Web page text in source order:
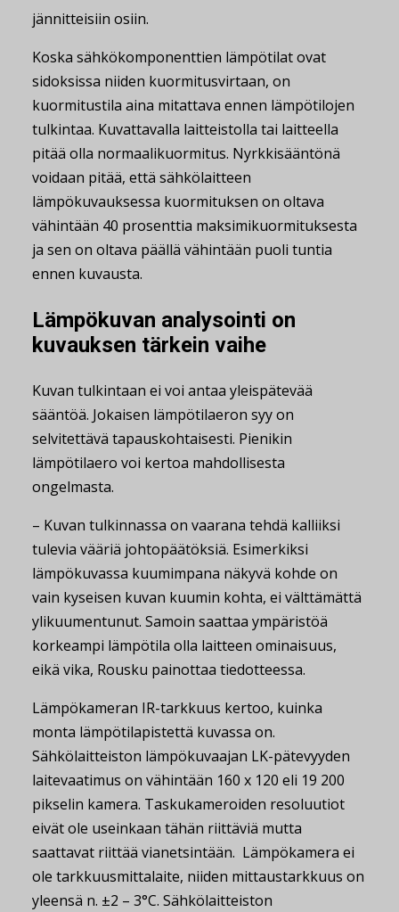
jännitteisiin osiin.
Koska sähkökomponenttien lämpötilat ovat
sidoksissa niiden kuormitusvirtaan, on
kuormitustila aina mitattava ennen lämpötilojen
tulkintaa. Kuvattavalla laitteistolla tai laitteella
pitää olla normaalikuormitus. Nyrkkisääntönä
voidaan pitää, että sähkölaitteen
lämpökuvauksessa kuormituksen on oltava
vähintään 40 prosenttia maksimikuormituksesta
ja sen on oltava päällä vähintään puoli tuntia
ennen kuvausta.
Lämpökuvan analysointi on
kuvauksen tärkein vaihe
Kuvan tulkintaan ei voi antaa yleispätevää
sääntöä. Jokaisen lämpötilaeron syy on
selvitettävä tapauskohtaisesti. Pienikin
lämpötilaero voi kertoa mahdollisesta
ongelmasta.
– Kuvan tulkinnassa on vaarana tehdä kalliiksi
tulevia vääriä johtopäätöksiä. Esimerkiksi
lämpökuvassa kuumimpana näkyvä kohde on
vain kyseisen kuvan kuumin kohta, ei välttämättä
ylikuumentunut. Samoin saattaa ympäristöä
korkeampi lämpötila olla laitteen ominaisuus,
eikä vika, Rousku painottaa tiedotteessa.
Lämpökameran IR-tarkkuus kertoo, kuinka
monta lämpötilapistettä kuvassa on.
Sähkölaitteiston lämpökuvaajan LK-pätevyyden
laitevaatimus on vähintään 160 x 120 eli 19 200
pikselin kamera. Taskukameroiden resoluutiot
eivät ole useinkaan tähän riittäviä mutta
saattavat riittää vianetsintään. Lämpökamera ei
ole tarkkuusmittalaite, niiden mittaustarkkuus on
yleensä n. ±2 – 3°C. Sähkölaitteiston